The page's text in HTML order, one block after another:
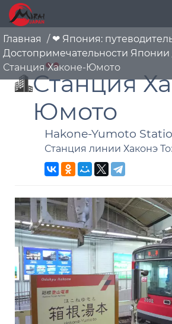
Главная / ❤ Япония:
Достопримечательности Японии
Станция Хаконе-Юмото
Станция
Юмото
Hakone-Yumoto
Станция линии Хаконэ